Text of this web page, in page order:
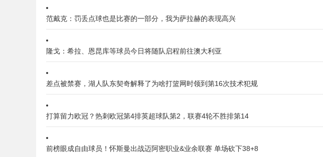
范戴克：罚丢点球也是比赛的一部分，我为萨拉赫的表现高兴
隆戈：希拉、恩昆库等球员今日将随队启程前往澳大利亚
差点被禁赛，湖人队东契奇解释了为啥打篮网时领到第16次技术犯规
打算留力欧冠？热刺欧冠第4排英超球队第2，联赛4轮不胜排第14
前榜眼成自由球员！怀斯曼出战迈阿密职业&业余联赛 单场砍下38+8